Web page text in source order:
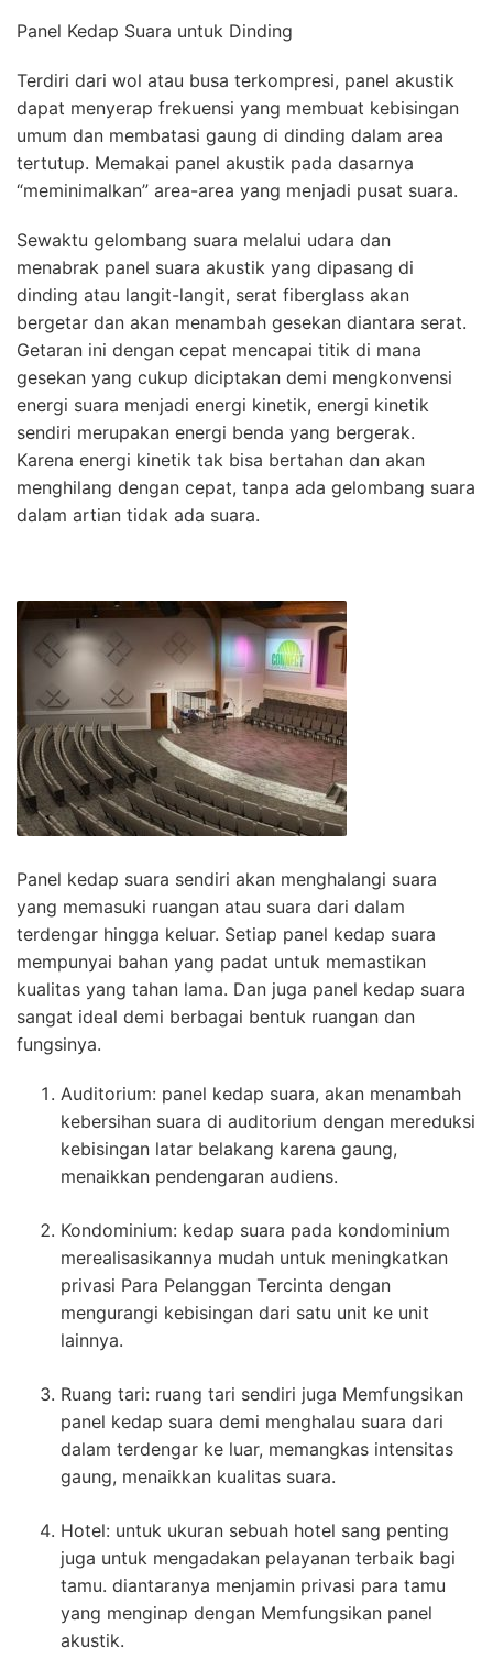
Panel Kedap Suara untuk Dinding
Terdiri dari wol atau busa terkompresi, panel akustik
dapat menyerap frekuensi yang membuat kebisingan
umum dan membatasi gaung di dinding dalam area
tertutup. Memakai panel akustik pada dasarnya
“meminimalkan” area-area yang menjadi pusat suara.
Sewaktu gelombang suara melalui udara dan
menabrak panel suara akustik yang dipasang di
dinding atau langit-langit, serat fiberglass akan
bergetar dan akan menambah gesekan diantara serat.
Getaran ini dengan cepat mencapai titik di mana
gesekan yang cukup diciptakan demi mengkonvensi
energi suara menjadi energi kinetik, energi kinetik
sendiri merupakan energi benda yang bergerak.
Karena energi kinetik tak bisa bertahan dan akan
menghilang dengan cepat, tanpa ada gelombang suara
dalam artian tidak ada suara.
Panel kedap suara sendiri akan menghalangi suara
yang memasuki ruangan atau suara dari dalam
terdengar hingga keluar. Setiap panel kedap suara
mempunyai bahan yang padat untuk memastikan
kualitas yang tahan lama. Dan juga panel kedap suara
sangat ideal demi berbagai bentuk ruangan dan
fungsinya.
Auditorium: panel kedap suara, akan menambah
kebersihan suara di auditorium dengan mereduksi
kebisingan latar belakang karena gaung,
menaikkan pendengaran audiens.
Kondominium: kedap suara pada kondominium
merealisasikannya mudah untuk meningkatkan
privasi Para Pelanggan Tercinta dengan
mengurangi kebisingan dari satu unit ke unit
lainnya.
Ruang tari: ruang tari sendiri juga Memfungsikan
panel kedap suara demi menghalau suara dari
dalam terdengar ke luar, memangkas intensitas
gaung, menaikkan kualitas suara.
Hotel: untuk ukuran sebuah hotel sang penting
juga untuk mengadakan pelayanan terbaik bagi
tamu. diantaranya menjamin privasi para tamu
yang menginap dengan Memfungsikan panel
akustik.